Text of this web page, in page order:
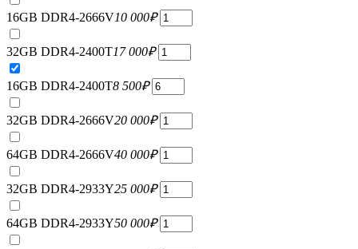
16GB DDR4-2666V10 000₽
32GB DDR4-2400T17 000₽
16GB DDR4-2400T8 500₽
32GB DDR4-2666V20 000₽
64GB DDR4-2666V40 000₽
32GB DDR4-2933Y25 000₽
64GB DDR4-2933Y50 000₽